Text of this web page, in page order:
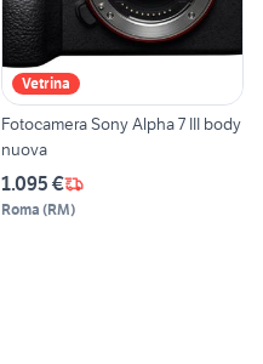
Vetrina
Fotocamera Sony Alpha 7 III body
nuova
1.095 €
Roma (RM)